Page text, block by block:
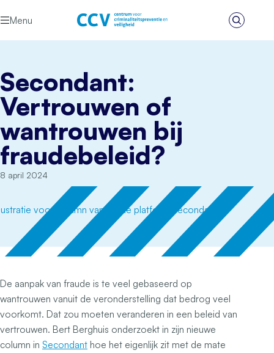
Menu
Zoeken
Secondant:
Vertrouwen of
wantrouwen bij
fraudebeleid?
8 april 2024
De aanpak van fraude is te veel gebaseerd op
wantrouwen vanuit de veronderstelling dat bedrog veel
voorkomt. Dat zou moeten veranderen in een beleid van
vertrouwen. Bert Berghuis onderzoekt in zijn nieuwe
column in Secondant hoe het eigenlijk zit met de mate